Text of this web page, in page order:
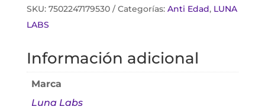
y
A
cantidad
SKU: 7502247179530 Categorías: Anti Edad, LUNA
LABS
Información adicional
Marca
Luna Labs